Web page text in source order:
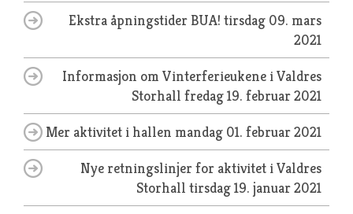
Ekstra åpningstider BUA! tirsdag 09. mars
2021
Informasjon om Vinterferieukene i Valdres
Storhall fredag 19. februar 2021
Mer aktivitet i hallen mandag 01. februar 2021
Nye retningslinjer for aktivitet i Valdres
Storhall tirsdag 19. januar 2021